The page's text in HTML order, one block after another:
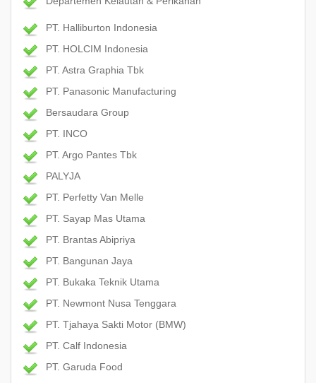
PT. Halliburton Indonesia
PT. HOLCIM Indonesia
PT. Astra Graphia Tbk
PT. Panasonic Manufacturing
Bersaudara Group
PT. INCO
PT. Argo Pantes Tbk
PALYJA
PT. Perfetty Van Melle
PT. Sayap Mas Utama
PT. Brantas Abipriya
PT. Bangunan Jaya
PT. Bukaka Teknik Utama
PT. Newmont Nusa Tenggara
PT. Tjahaya Sakti Motor (BMW)
PT. Calf Indonesia
PT. Garuda Food